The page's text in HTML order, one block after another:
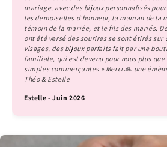
mariage, avec des bijoux personnalisés
les demoiselles d’honneur, la maman de la
témoin de la mariée, et le fils des mariés.
ont été versé des sourires se sont étirés sur
visages, des bijoux parfaits fait par une
familiale, qui est devenu pour nous plus que
simples commerçantes » Merci 🙏 une
Théo & Estelle
Estelle - Juin 2026